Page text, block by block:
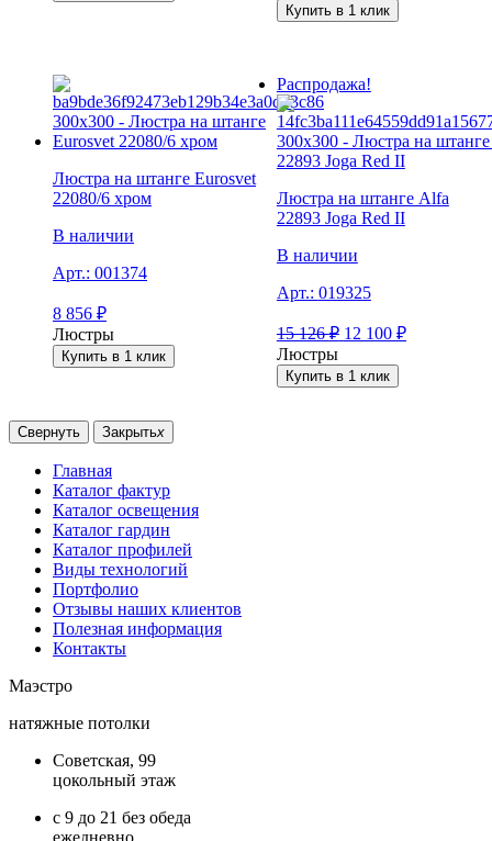
Купить в 1 клик
Люстра на штанге Eurosvet
22080/6 хром
В наличии
Арт.: 001374
8 856 ₽
Люстры
Купить в 1 клик
Распродажа!
Люстра на штанге Alfa
22893 Joga Red II
В наличии
Арт.: 019325
15 126₽ 12 100 ₽
Люстры
Купить в 1 клик
Свернуть Закрытьx
Главная
Каталог фактур
Каталог освещения
Каталог гардин
Каталог профилей
Виды технологий
Портфолио
Отзывы наших клиентов
Полезная информация
Контакты
Маэстро
натяжные потолки
Советская, 99
цокольный этаж
с 9 до 21 без обеда
ежедневно